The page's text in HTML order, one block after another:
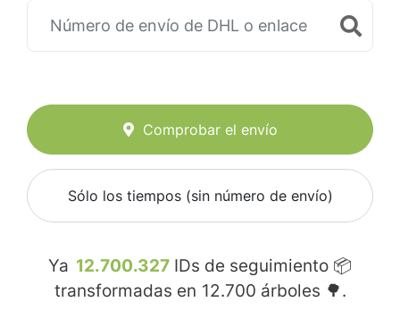
Comprobar el envío
Sólo los tiempos (sin número de envío)
Ya 12.700.327 IDs de seguimiento 📦
transformadas en 12.700 árboles 🌳.